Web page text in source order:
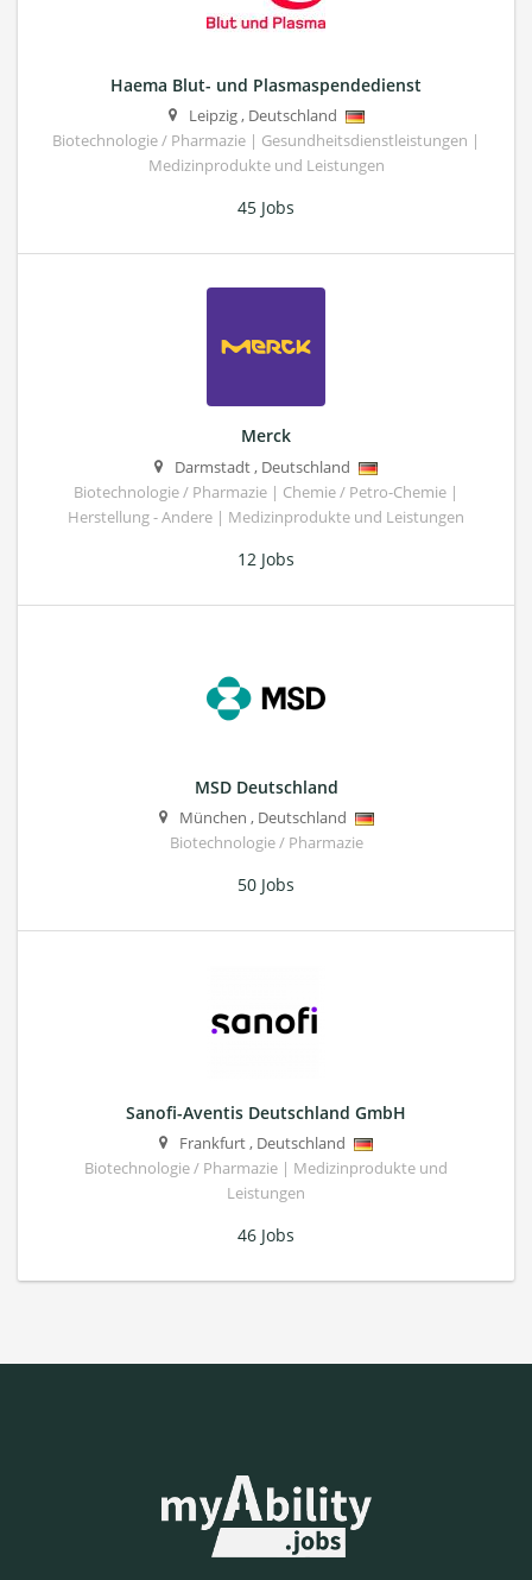
Haema Blut- und Plasmaspendedienst
Leipzig, Deutschland
Biotechnologie / Pharmazie | Gesundheitsdienstleistungen |
Medizinprodukte und Leistungen
45 Jobs
Merck
Darmstadt, Deutschland
Biotechnologie / Pharmazie | Chemie / Petro-Chemie |
Herstellung - Andere | Medizinprodukte und Leistungen
12 Jobs
MSD Deutschland
München , Deutschland
Biotechnologie / Pharmazie
50 Jobs
Sanofi-Aventis Deutschland GmbH
Frankfurt, Deutschland
Biotechnologie / Pharmazie | Medizinprodukte und
Leistungen
46 Jobs